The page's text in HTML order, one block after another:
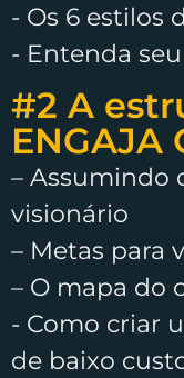
​- Os 6 estilos
​- Entenda
#2 A
ENGAJA
– Assumindo
visionário
– Metas para
– O mapa do
​- Como criar
de baixo